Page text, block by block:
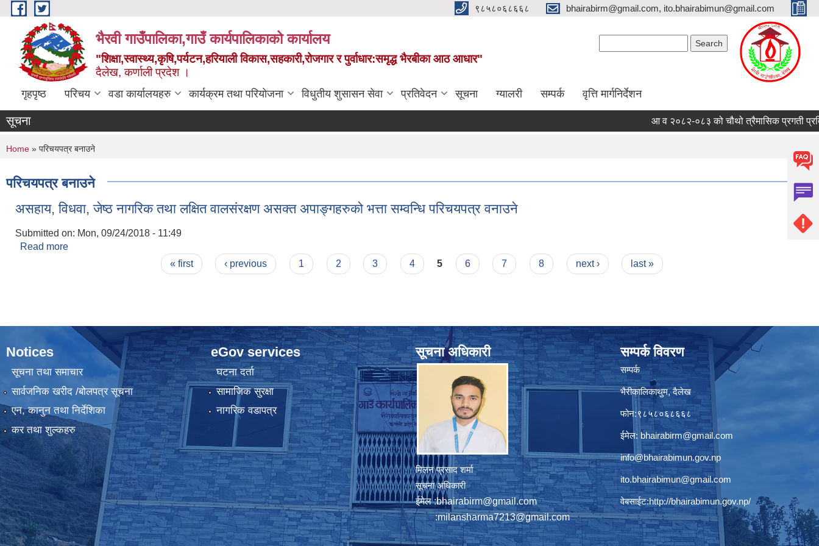
Skip to main content ९८५८०६८६६८ bhairabirm@gmail.com, ito.bhairabimun@gmail.com
भैरवी गाउँपालिका,गाउँ कार्यपालिकाको कार्यालय
"शिक्षा,स्वास्थ्य,कृषि,पर्यटन,हरियाली विकास,सहकारी,रोजगार र पुर्वाधार:समृद्ध भैरबीका आठ आधार"
दैलेख, कर्णाली प्रदेश ।
गृहपृष्ठ परिचय वडा कार्यालयहरु कार्यक्रम तथा परियोजना विधुतीय शुसासन सेवा प्रतिवेदन सूचना ग्यालरी सम्पर्क वृत्ति मार्गनिर्देशन
सूचना आ व २०८२-०८३ को चौथो त्रैमासिक प्रगती
You are here
Home » परिचयपत्र बनाउने
परिचयपत्र बनाउने
असहाय, विधवा, जेष्ठ नागरिक तथा लक्षित वालसंरक्षण असक्त अपाङ्गहरुको भत्ता सम्वन्धि परिचयपत्र वनाउने
Submitted on: Mon, 09/24/2018 - 11:49
Read more
« first ‹ previous 1 2 3 4 5 6 7 8 next › last »
Notices
सूचना तथा समाचार
सार्वजनिक खरीद /बोलपत्र सूचना
एन, कानुन तथा निर्देशिका
कर तथा शुल्कहरु
eGov services
घटना दर्ता
सामाजिक सुरक्षा
नागरिक वडापत्र
सूचना अधिकारी
मिलन प्रसाद शर्मा
सूचना अधिकारी
ईमेल :bhairabirm@gmail.com
:milansharma7213@gmail.com
सम्पर्क विवरण
सम्पर्क
भैरीकालिकाथुम, दैलेख
फोन:९८५८०६८६६८
ईमेल: bhairabirm@gmail.com
info@bhairabimun.gov.np
ito.bhairabimun@gmail.com
वेबसाईट:http://bhairabimun.gov.np/